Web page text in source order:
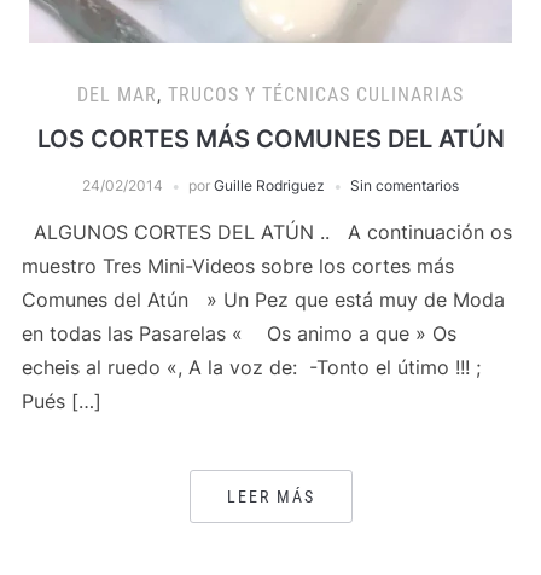
DEL MAR, TRUCOS Y TÉCNICAS CULINARIAS
LOS CORTES MÁS COMUNES DEL ATÚN
24/02/2014 por Guille Rodriguez Sin comentarios
ALGUNOS CORTES DEL ATÚN .. A continuación os
muestro Tres Mini-Videos sobre los cortes más
Comunes del Atún » Un Pez que está muy de Moda
en todas las Pasarelas « Os animo a que » Os
echeis al ruedo «, A la voz de: -Tonto el útimo !!! ;
Pués […]
LEER MÁS